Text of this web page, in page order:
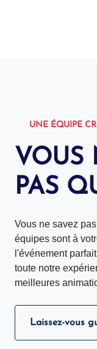
UNE ÉQUIPE
VOUS
PAS
Vous ne savez
équipes sont à
l'événement
toute notre
meilleures
Laissez-vous